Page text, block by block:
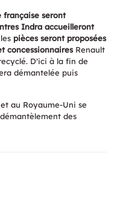
française seront
Indra accueilleront
pièces seront proposées
concessionnairesRenault
D’ici à la fin de
démantelée puis
au Royaume-Uni se
des